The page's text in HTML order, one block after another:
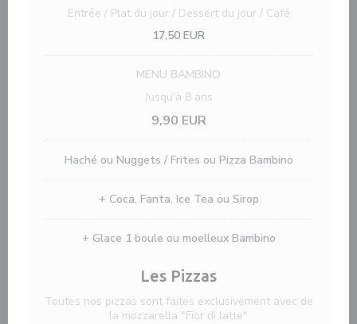
Entrée / Plat du jour / Dessert du jour / Café
17,50 EUR
MENU BAMBINO
Jusqu'à 8 ans
9,90 EUR
Haché ou Nuggets / Frites ou Pizza Bambino
+ Coca, Fanta, Ice Tea ou Sirop
+ Glace 1 boule ou moelleux Bambino
Les Pizzas
Toutes nos pizzas sont faites exclusivement avec de
la mozzarella "Fior di latte"